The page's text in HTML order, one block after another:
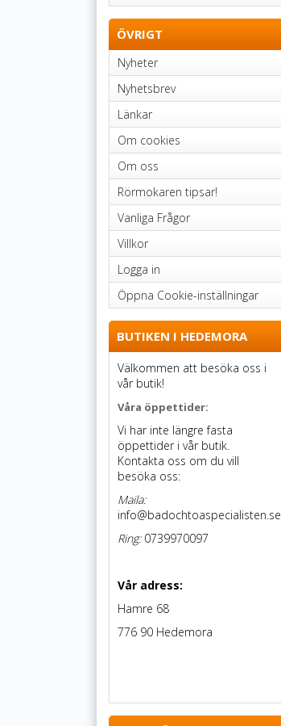
ÖVRIGT
Nyheter
Nyhetsbrev
Länkar
Om cookies
Om oss
Rörmokaren tipsar!
Vanliga Frågor
Villkor
Logga in
Öppna Cookie-inställningar
BUTIKEN I HEDEMORA
Välkommen att besöka oss i
vår butik!
Våra öppettider:
Vi har inte längre fasta
öppettider i vår butik.
Kontakta oss om du vill
besöka oss:
Maila:
info@badochtoaspecialisten.se
Ring:0739970097
Vår adress:
Hamre 68
776 90 Hedemora